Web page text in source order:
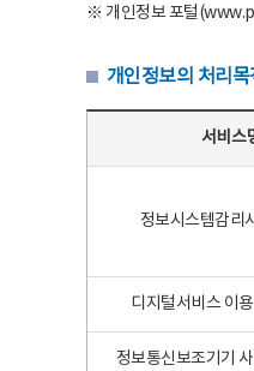
※ 개인정보 포털
개인정보의 처리
서비스
정보시스템감리
디지털서비스 이
정보통신보조기기